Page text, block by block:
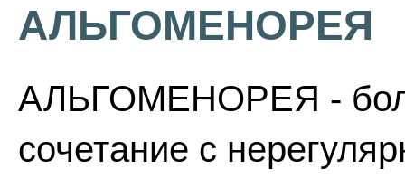
АЛЬГОМЕНОРЕЯ
АЛЬГОМЕНОРЕЯ -
сочетание с